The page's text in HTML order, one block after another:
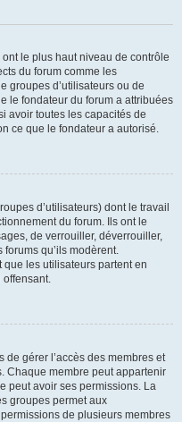
le plus haut niveau de contrôle
du forum comme les
groupes d’utilisateurs ou de
le fondateur du forum a attribuées
avoir toutes les capacités de
ce que le fondateur a autorisé.
d’utilisateurs) dont le travail
du forum. Ils ont le
de verrouiller, déverrouiller,
qu’ils modèrent.
les utilisateurs partent en
de gérer l’accès des membres et
Chaque membre peut appartenir
peut avoir ses permissions. La
groupes permet aux
de plusieurs membres